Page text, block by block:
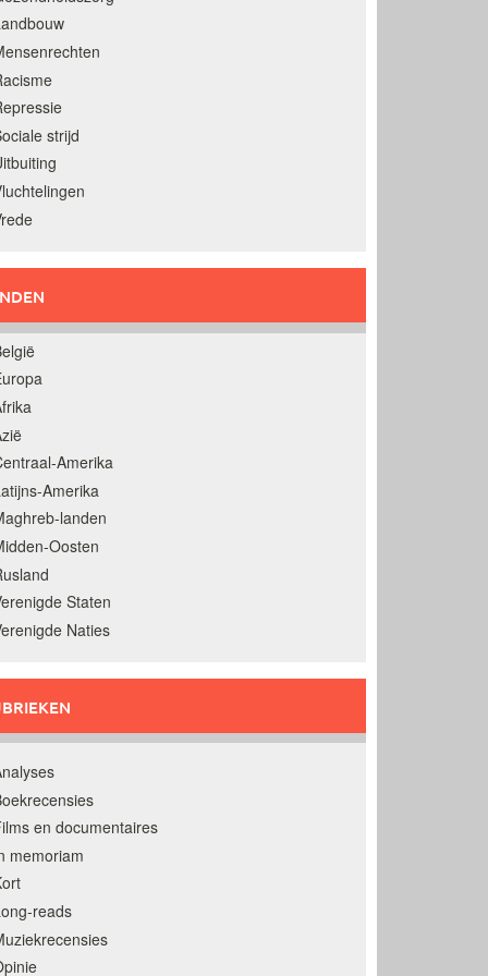
strijd
Amerika
Amerika
landen
Oosten
Staten
Naties
en documentaires
memoriam
reads